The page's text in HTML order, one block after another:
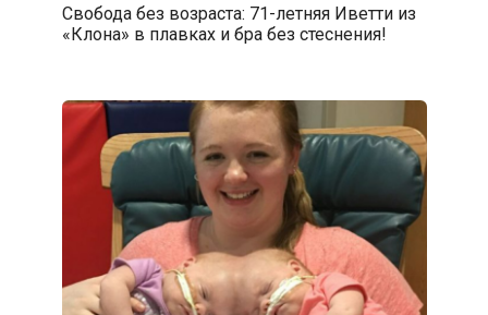
Свобода без возраста: 71-летняя Иветти из
«Клона» в плавках и бра без стеснения!